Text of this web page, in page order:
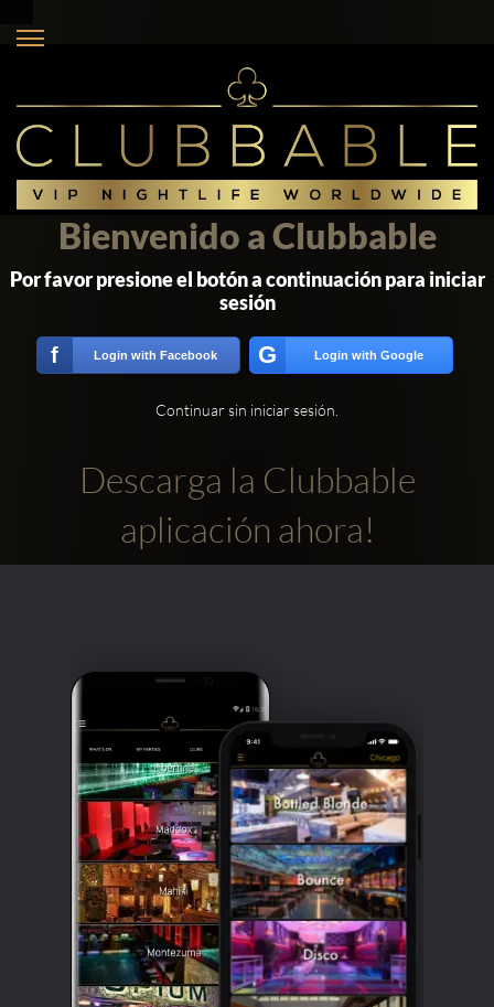
sociales:
Bienvenido a Clubbable
Por favor presione el botón a continuación para iniciar
sesión
f Login with Facebook G Login with Google
Continuar sin iniciar sesión.
Descarga la Clubbable
aplicación ahora!